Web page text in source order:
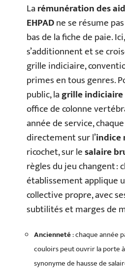
Larémunération des
EHPADne se résume
bas de la fiche de paie.
s’additionnent et se
grille indiciaire,
primes en tous genres.
public, lagrille indiciaire
office de colonne
année de service,
directement sur l’indice
ricochet, sur lesalaire
règles du jeu changent :
établissement applique
collective propre, avec
subtilités et marges de
Ancienneté: chaque année
couloirs peut ouvrir la porte
synonyme de hausse de